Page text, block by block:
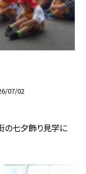
07/02
の七夕飾り見学に